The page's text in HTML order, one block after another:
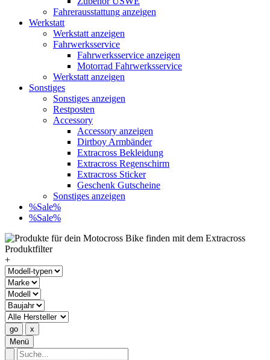
Fahrerausstattung anzeigen
Werkstatt
Werkstatt anzeigen
Fahrwerksservice
Fahrwerksservice anzeigen
Motorrad Fahrwerksservice
Werkstatt anzeigen
Sonstiges
Sonstiges anzeigen
Restposten
Accessory
Accessory anzeigen
Dirtboy Armbänder
Extracross Bekleidung
Extracross Regenschirm
Extracross Sticker
Geschenk Gutscheine
Sonstiges anzeigen
%Sale%
%Sale%
+
Menü